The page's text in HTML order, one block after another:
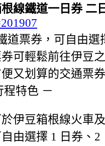
線鐵道一日券 二
道票券，可自由
可輕鬆前往伊豆
又划算的交通票券
程特色 －
伊豆箱根線火車
由選擇 1 日券、2